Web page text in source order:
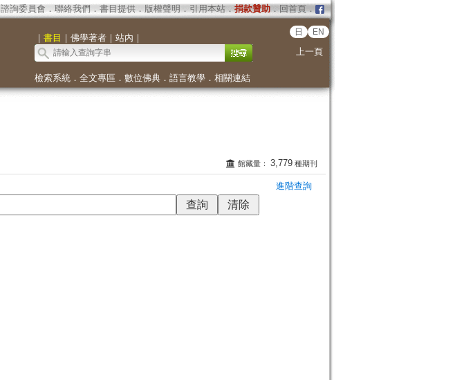
諮詢委員會 ． 聯絡我們 ． 書目提供． 版權聲明． 引用本站．捐款贊助．回首頁．
｜ 書目 ｜ 佛學著者｜ 站內 ｜
日 EN
上一頁
檢索系統． 全文專區 ． 數位佛典． 語言教學． 相關連結
館藏量： 3,779種期刊
進階查詢